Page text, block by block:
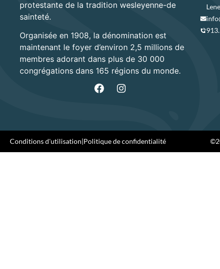
protestante de la tradition wesleyenne-de
sainteté.
Organisée en 1908, la dénomination est
maintenant le foyer d’environ 2,5 millions de
membres adorant dans plus de 30 000
congrégations dans 165 régions du monde.
Conditions d'utilisation|Politique de confidentialité